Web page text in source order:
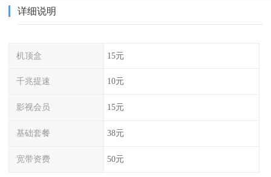
详细说明
机顶盒 15元
千兆提速 10元
影视会员 15元
基础套餐 38元
宽带资费 50元